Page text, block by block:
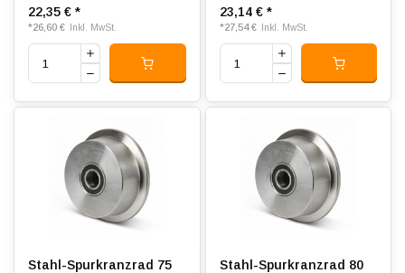
22,35 € *
*26,60 € Inkl. MwSt.
23,14 € *
*27,54 € Inkl. MwSt.
Stahl-Spurkranzrad 75
Stahl-Spurkranzrad 80